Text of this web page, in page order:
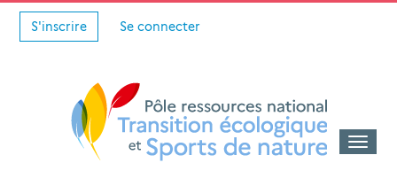
S'inscrire Se connecter
Toggle